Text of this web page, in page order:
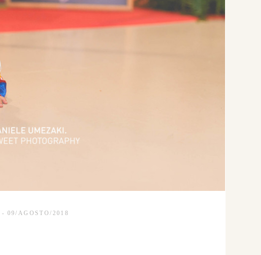
09/AGOSTO/2018